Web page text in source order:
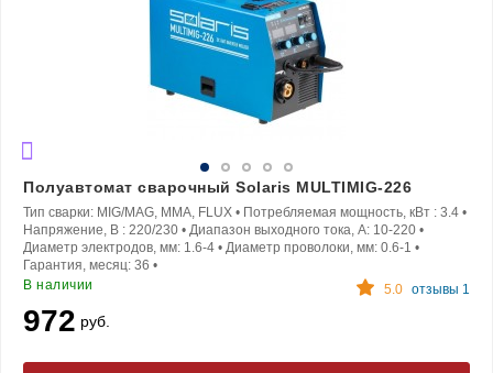
Полуавтомат сварочный Solaris MULTIMIG-226
Тип сварки: MIG/MAG, MMA, FLUX • Потребляемая мощность, кВт : 3.4 •
Напряжение, В : 220/230 • Диапазон выходного тока, A: 10-220 •
Диаметр электродов, мм: 1.6-4 • Диаметр проволоки, мм: 0.6-1 •
Гарантия, месяц: 36 •
В наличии
5.0 отзывы 1
972 руб.